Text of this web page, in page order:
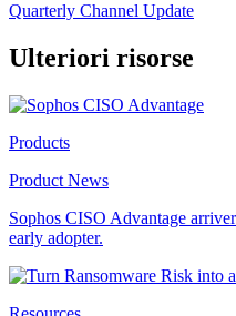
Quarterly Channel Update
Ulteriori risorse
Products
Product News
Sophos CISO Advantage
early adopter.